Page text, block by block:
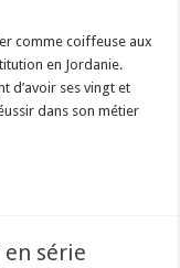
comme coiffeuse aux
en Jordanie.
d’avoir ses vingt et
dans son métier
série